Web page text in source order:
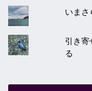
いまさ
引き寄
る